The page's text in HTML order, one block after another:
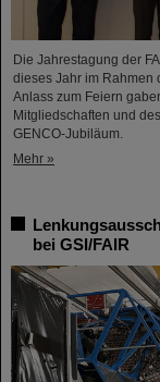
Die Jahrestagung der
dieses Jahr im Rahmen
Anlass zum Feiern
Mitgliedschaften und
GENCO-Jubiläum.
Mehr »
bei GSI/FAIR